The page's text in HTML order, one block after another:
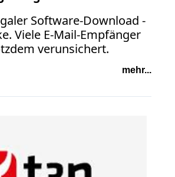
Software-Download -
Viele E-Mail-Empfänger
verunsichert.
mehr...